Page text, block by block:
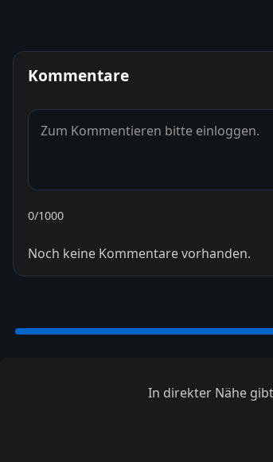
Kommentare
0/1000
Noch keine Kommentare vorhanden.
In direkter Nähe